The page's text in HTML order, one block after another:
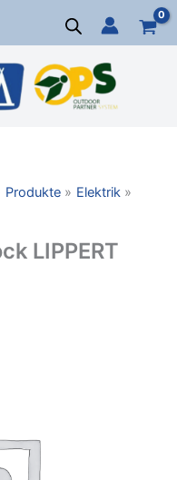
Produkte
Elektrik
LIPPERT